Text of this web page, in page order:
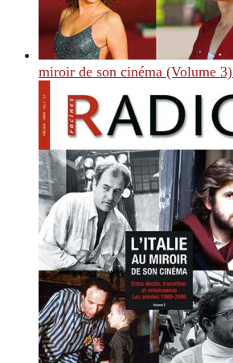
miroir de son cinéma (Volume 3)